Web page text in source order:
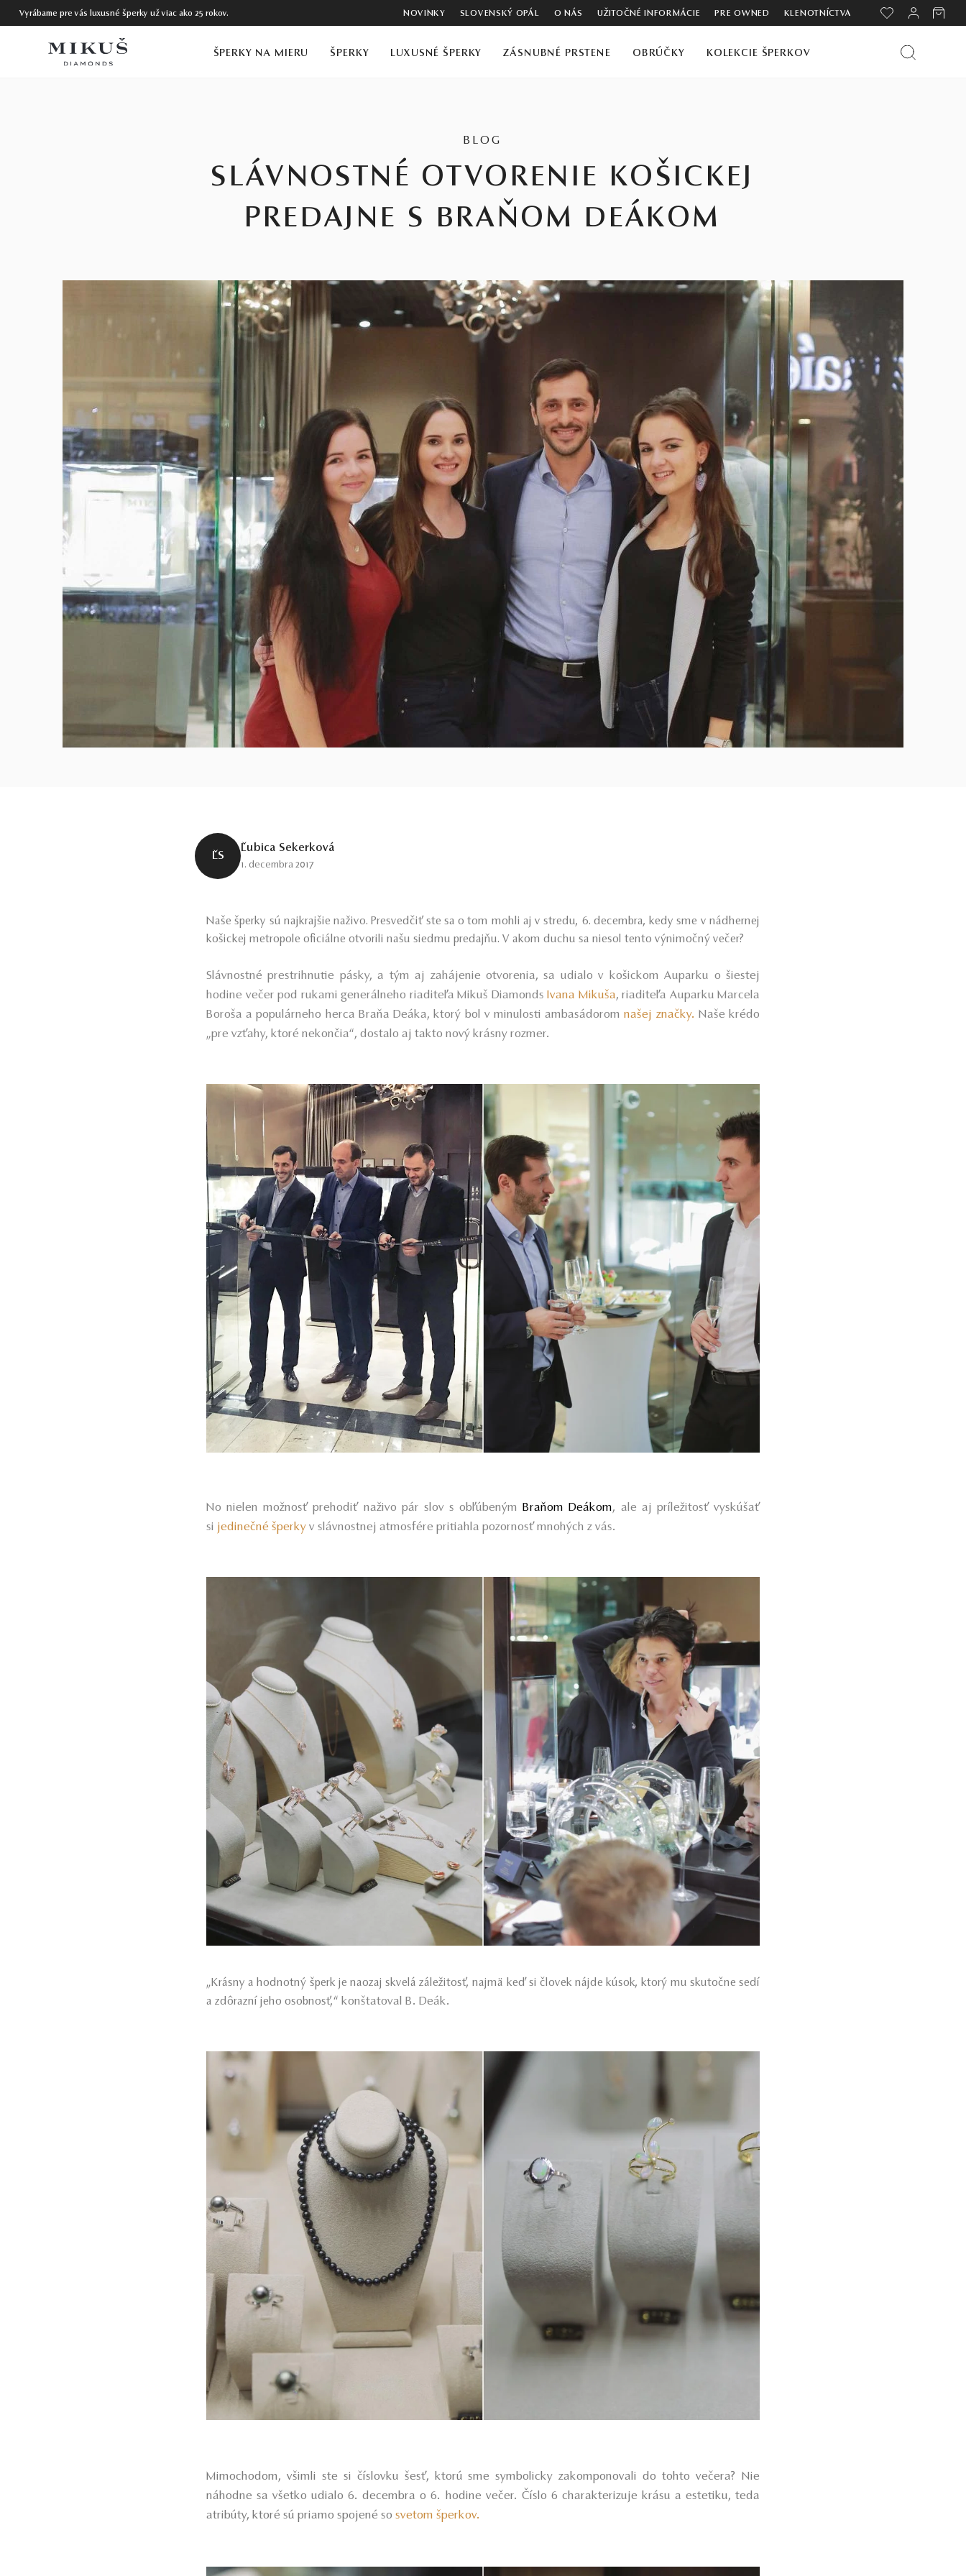
Vyrábame pre vás luxusné šperky už viac ako 25 rokov. NOVINKY SLOVENSKÝ OPÁL O NÁS UŽITOČNÉ INFORMÁCIE PRE OWNED KLENOTNÍCTVA
ŠPERKY NA MIERU ŠPERKY LUXUSNÉ ŠPERKY ZÁSNUBNÉ PRSTENE OBRÚČKY KOLEKCIE ŠPERKOV
BLOG
SLÁVNOSTNÉ OTVORENIE KOŠICKEJ
PREDAJNE S BRAŇOM DEÁKOM
ĽS
Ľubica Sekerková
1. decembra 2017
Naše šperky sú najkrajšie naživo. Presvedčiť ste sa o tom mohli aj v stredu, 6. decembra, kedy sme v nádhernej
košickej metropole oficiálne otvorili našu siedmu predajňu. V akom duchu sa niesol tento výnimočný večer?
Slávnostné prestrihnutie pásky, a tým aj zahájenie otvorenia, sa udialo v košickom Auparku o šiestej
hodine večer pod rukami generálneho riaditeľa Mikuš Diamonds Ivana Mikuša, riaditeľa Auparku Marcela
Boroša a populárneho herca Braňa Deáka, ktorý bol v minulosti ambasádoromnašej značky. Naše krédo
„pre vzťahy, ktoré nekončia“, dostalo aj takto nový krásny rozmer.
No nielen možnosť prehodiť naživo pár slov s obľúbenýmBraňom Deákom, ale aj príležitosť vyskúšať
si jedinečné šperky v slávnostnej atmosfére pritiahla pozornosť mnohých z vás.
„Krásny a hodnotný šperk je naozaj skvelá záležitosť, najmä keď si človek nájde kúsok, ktorý mu skutočne sedí
a zdôrazní jeho osobnosť,“ konštatoval B. Deák.
Mimochodom, všimli ste si číslovku šesť, ktorú sme symbolicky zakomponovali do tohto večera? Nie
náhodne sa všetko udialo 6. decembra o 6. hodine večer. Číslo 6 charakterizuje krásu a estetiku, teda
atribúty, ktoré sú priamo spojené so svetom šperkov.